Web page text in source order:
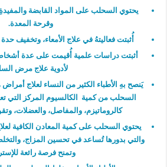
يحتوي السحلب على المواد القابضة
وقرحة المعدة.
أُثبتت فعاليتهُ في علاج الأمعاء، وتخفيف
أثبتت دراسات علمية أُقيمت على عدة
لأدوية علاج مرض
يَنصح بهِ الأطباء الكثير من النساء لعلاج
السحلب من كمية الكالسيوم المركز التي
كالروماتيزم، والمفاصل، والعضلات،
يحتوي السحلب على كمية المعادن الكافية
والتي بدورها تُساعد في تحسين المزاج،
وتمنح فرصة رائعة